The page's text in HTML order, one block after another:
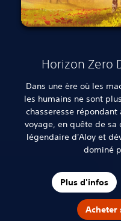
Horizon Zero
Dans une ère où les
les humains ne sont
chasseresse
voyage, en quête de sa
légendaire d'Aloy et
dominé
Plus d'infos
Acheter